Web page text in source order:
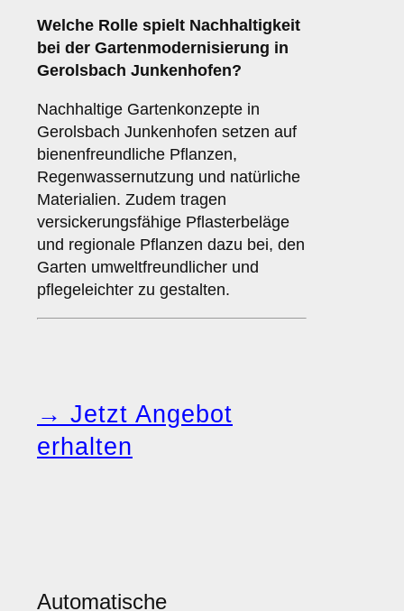
Welche Rolle spielt Nachhaltigkeit
bei der Gartenmodernisierung in
Gerolsbach Junkenhofen?
Nachhaltige Gartenkonzepte in
Gerolsbach Junkenhofen setzen auf
bienenfreundliche Pflanzen,
Regenwassernutzung und natürliche
Materialien. Zudem tragen
versickerungsfähige Pflasterbeläge
und regionale Pflanzen dazu bei, den
Garten umweltfreundlicher und
pflegeleichter zu gestalten.
→ Jetzt Angebot
erhalten
Automatische